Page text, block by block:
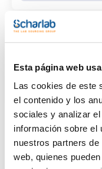
Esta página web
Las cookies de este
el contenido y los
sociales y analizar
información sobre el
nuestros partners
web, quienes
Características